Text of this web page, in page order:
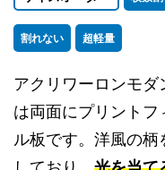
割れない 超軽量
アクリワーロンモ
は両面にプリントフ
ル板です。洋風の